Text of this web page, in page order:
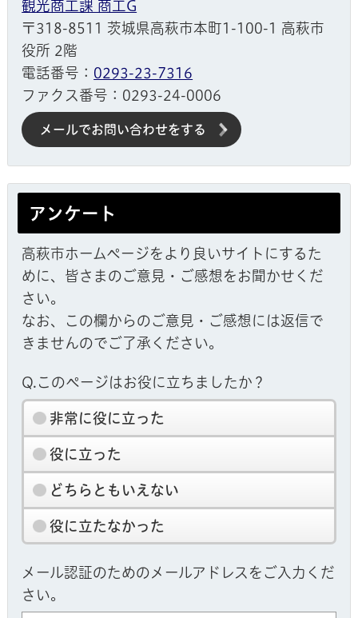
観光商工課 商工G
〒318-8511 茨城県高萩市本町1-100-1 高萩市
役所 2階
電話番号： 0293-23-7316
ファクス番号：0293-24-0006
メールでお問い合わせをする
アンケート
高萩市ホームページをより良いサイトにするた
めに、皆さまのご意見・ご感想をお聞かせくだ
さい。
なお、この欄からのご意見・ご感想には返信で
きませんのでご了承ください。
Q.このページはお役に立ちましたか？
非常に役に立った
役に立った
どちらともいえない
役に立たなかった
メール認証のためのメールアドレスをご入力くだ
さい。